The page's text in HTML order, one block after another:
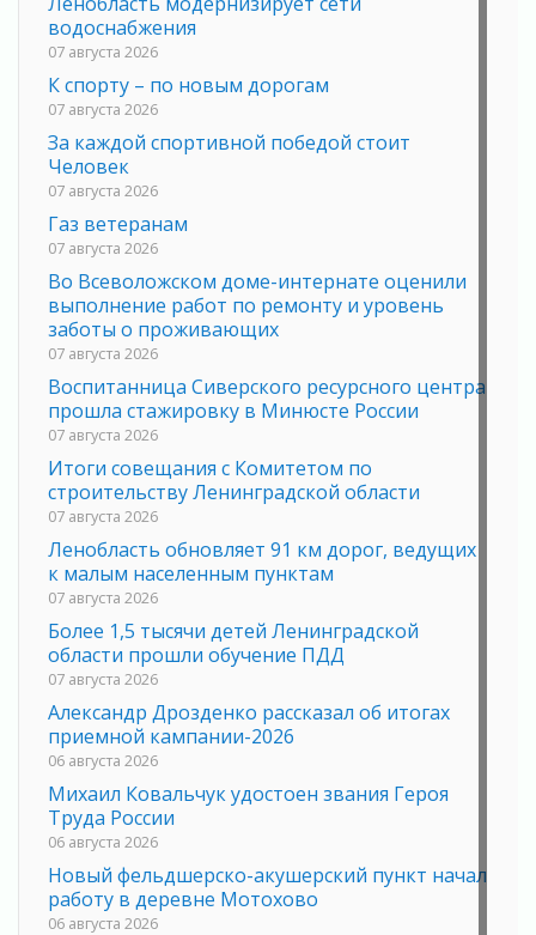
водоснабжения
07 августа 2026
К спорту – по новым дорогам
07 августа 2026
За каждой спортивной победой стоит
Человек
07 августа 2026
Газ ветеранам
07 августа 2026
Во Всеволожском доме-интернате оценили
выполнение работ по ремонту и уровень
заботы о проживающих
07 августа 2026
Воспитанница Сиверского ресурсного центра
прошла стажировку в Минюсте России
07 августа 2026
Итоги совещания с Комитетом по
строительству Ленинградской области
07 августа 2026
Ленобласть обновляет 91 км дорог, ведущих
к малым населенным пунктам
07 августа 2026
Более 1,5 тысячи детей Ленинградской
области прошли обучение ПДД
07 августа 2026
Александр Дрозденко рассказал об итогах
приемной кампании-2026
06 августа 2026
Михаил Ковальчук удостоен звания Героя
Труда России
06 августа 2026
Новый фельдшерско-акушерский пункт начал
работу в деревне Мотохово
06 августа 2026